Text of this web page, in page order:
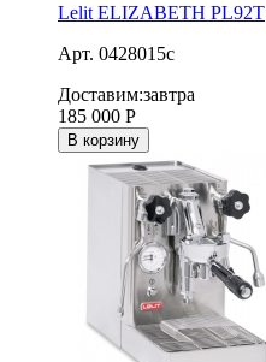
Lelit ELIZABETH PL92T
Арт. 0428015c
Доставим:завтра
185 000 Р
В корзину